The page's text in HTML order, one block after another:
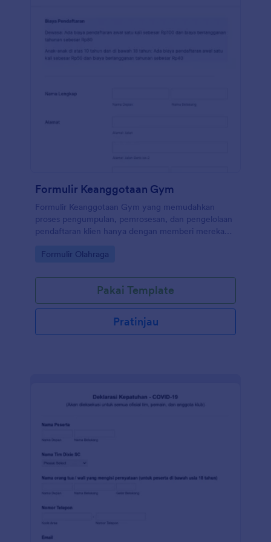
Formulir Keanggotaan Gym
Formulir Keanggotaan Gym yang memudahkan
proses pengumpulan, pemrosesan, dan pengelolaan
pendaftaran klien hanya dengan memberi mereka
pribadi, dan detail kontak darurat.
Go to Category:
Formulir Olahraga
Pakai Template
Pratinjau